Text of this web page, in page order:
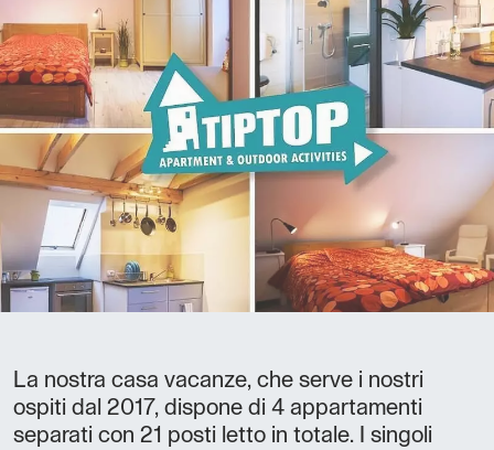
La nostra casa vacanze, che serve i nostri
ospiti dal 2017, dispone di 4 appartamenti
separati con 21 posti letto in totale. I singoli